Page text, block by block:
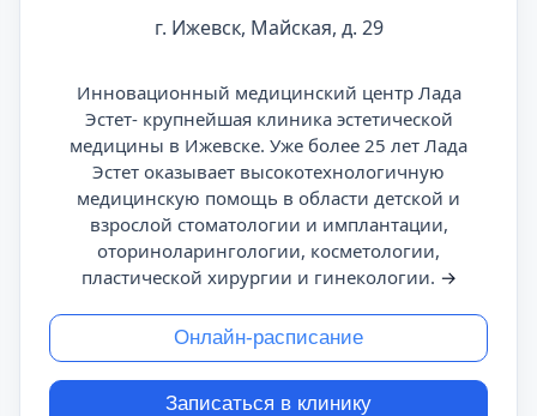
г. Ижевск, Майская, д. 29
Инновационный медицинский центр Лада
Эстет- крупнейшая клиника эстетической
медицины в Ижевске. Уже более 25 лет Лада
Эстет оказывает высокотехнологичную
медицинскую помощь в области детской и
взрослой стоматологии и имплантации,
оториноларингологии, косметологии,
пластической хирургии и гинекологии. →
Онлайн-расписание
Записаться в клинику